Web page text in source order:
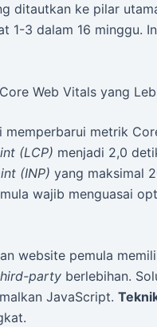
ditautkan ke pilar
1-3 dalam 16 minggu.
Web Vitals yang
memperbarui metrik
(LCP) menjadi 2,0
(INP) yang maksimal
wajib menguasai
website pemula
party berlebihan.
JavaScript.